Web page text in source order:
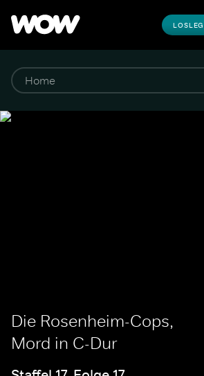
Die Rosenheim-Cops,
Mord in C-Dur